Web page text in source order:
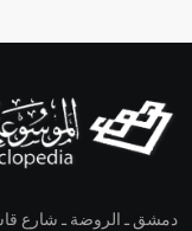
دمشق ـ الروضة ـ شارع